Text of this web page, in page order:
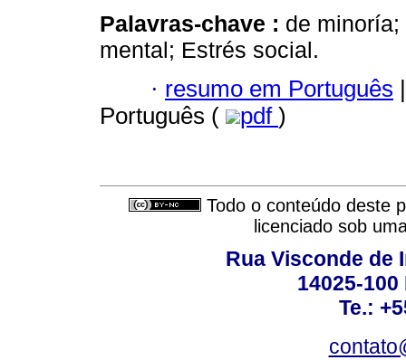
Palavras-chave : de
mental; Estrés social.
· resumo em Português |
Português (
pdf )
Todo o conteúdo deste
licenciado sob
Rua Visconde de
14025-
Te.: